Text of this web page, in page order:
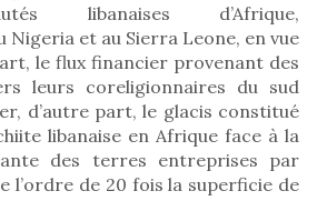
libanaises d’Afrique,
et au Sierra Leone, en vue
le flux financier provenant des
leurs coreligionnaires du sud
d’autre part, le glacis constitué
libanaise en Afrique face à la
des terres entreprises par
l’ordre de 20 fois la superficie de